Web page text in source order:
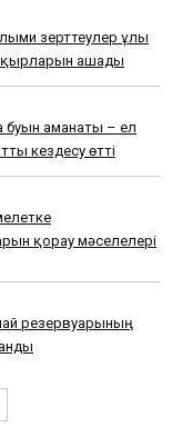
зерттеулер ұлы
ашады
буын аманаты – ел
кездесу өтті
қорғау мәселелері
резервуарының